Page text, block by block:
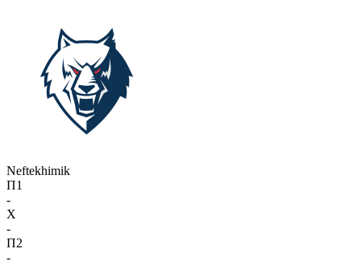
Neftekhimik
П1
-
X
-
П2
-